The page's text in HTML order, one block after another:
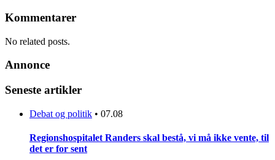
Kommentarer
No related posts.
Annonce
Seneste artikler
Debat og politik • 07.08
Regionshospitalet Randers skal bestå, vi må ikke vente, til
det er for sent